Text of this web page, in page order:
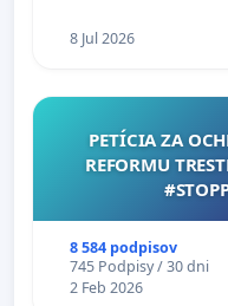
8 Jul 2026
PETÍCIA ZA
REFORMU
8 584 podpisov
745 Podpisy / 30 dni
2 Feb 2026